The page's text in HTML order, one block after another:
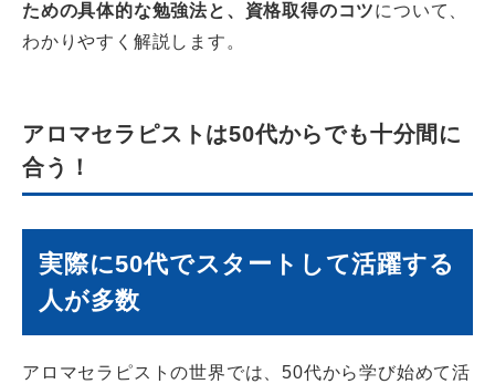
ための具体的な勉強法と、資格取得のコツについて、
わかりやすく解説します。
アロマセラピストは50代からでも十分間に
合う！
実際に50代でスタートして活躍する
人が多数
アロマセラピストの世界では、50代から学び始めて活